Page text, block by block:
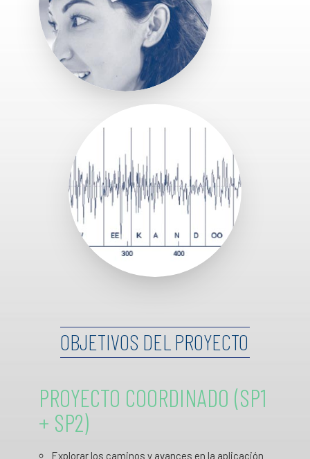
OBJETIVOS DEL PROYECTO
PROYECTO COORDINADO (SP1
+ SP2)
Explorar los caminos y avances en la aplicación